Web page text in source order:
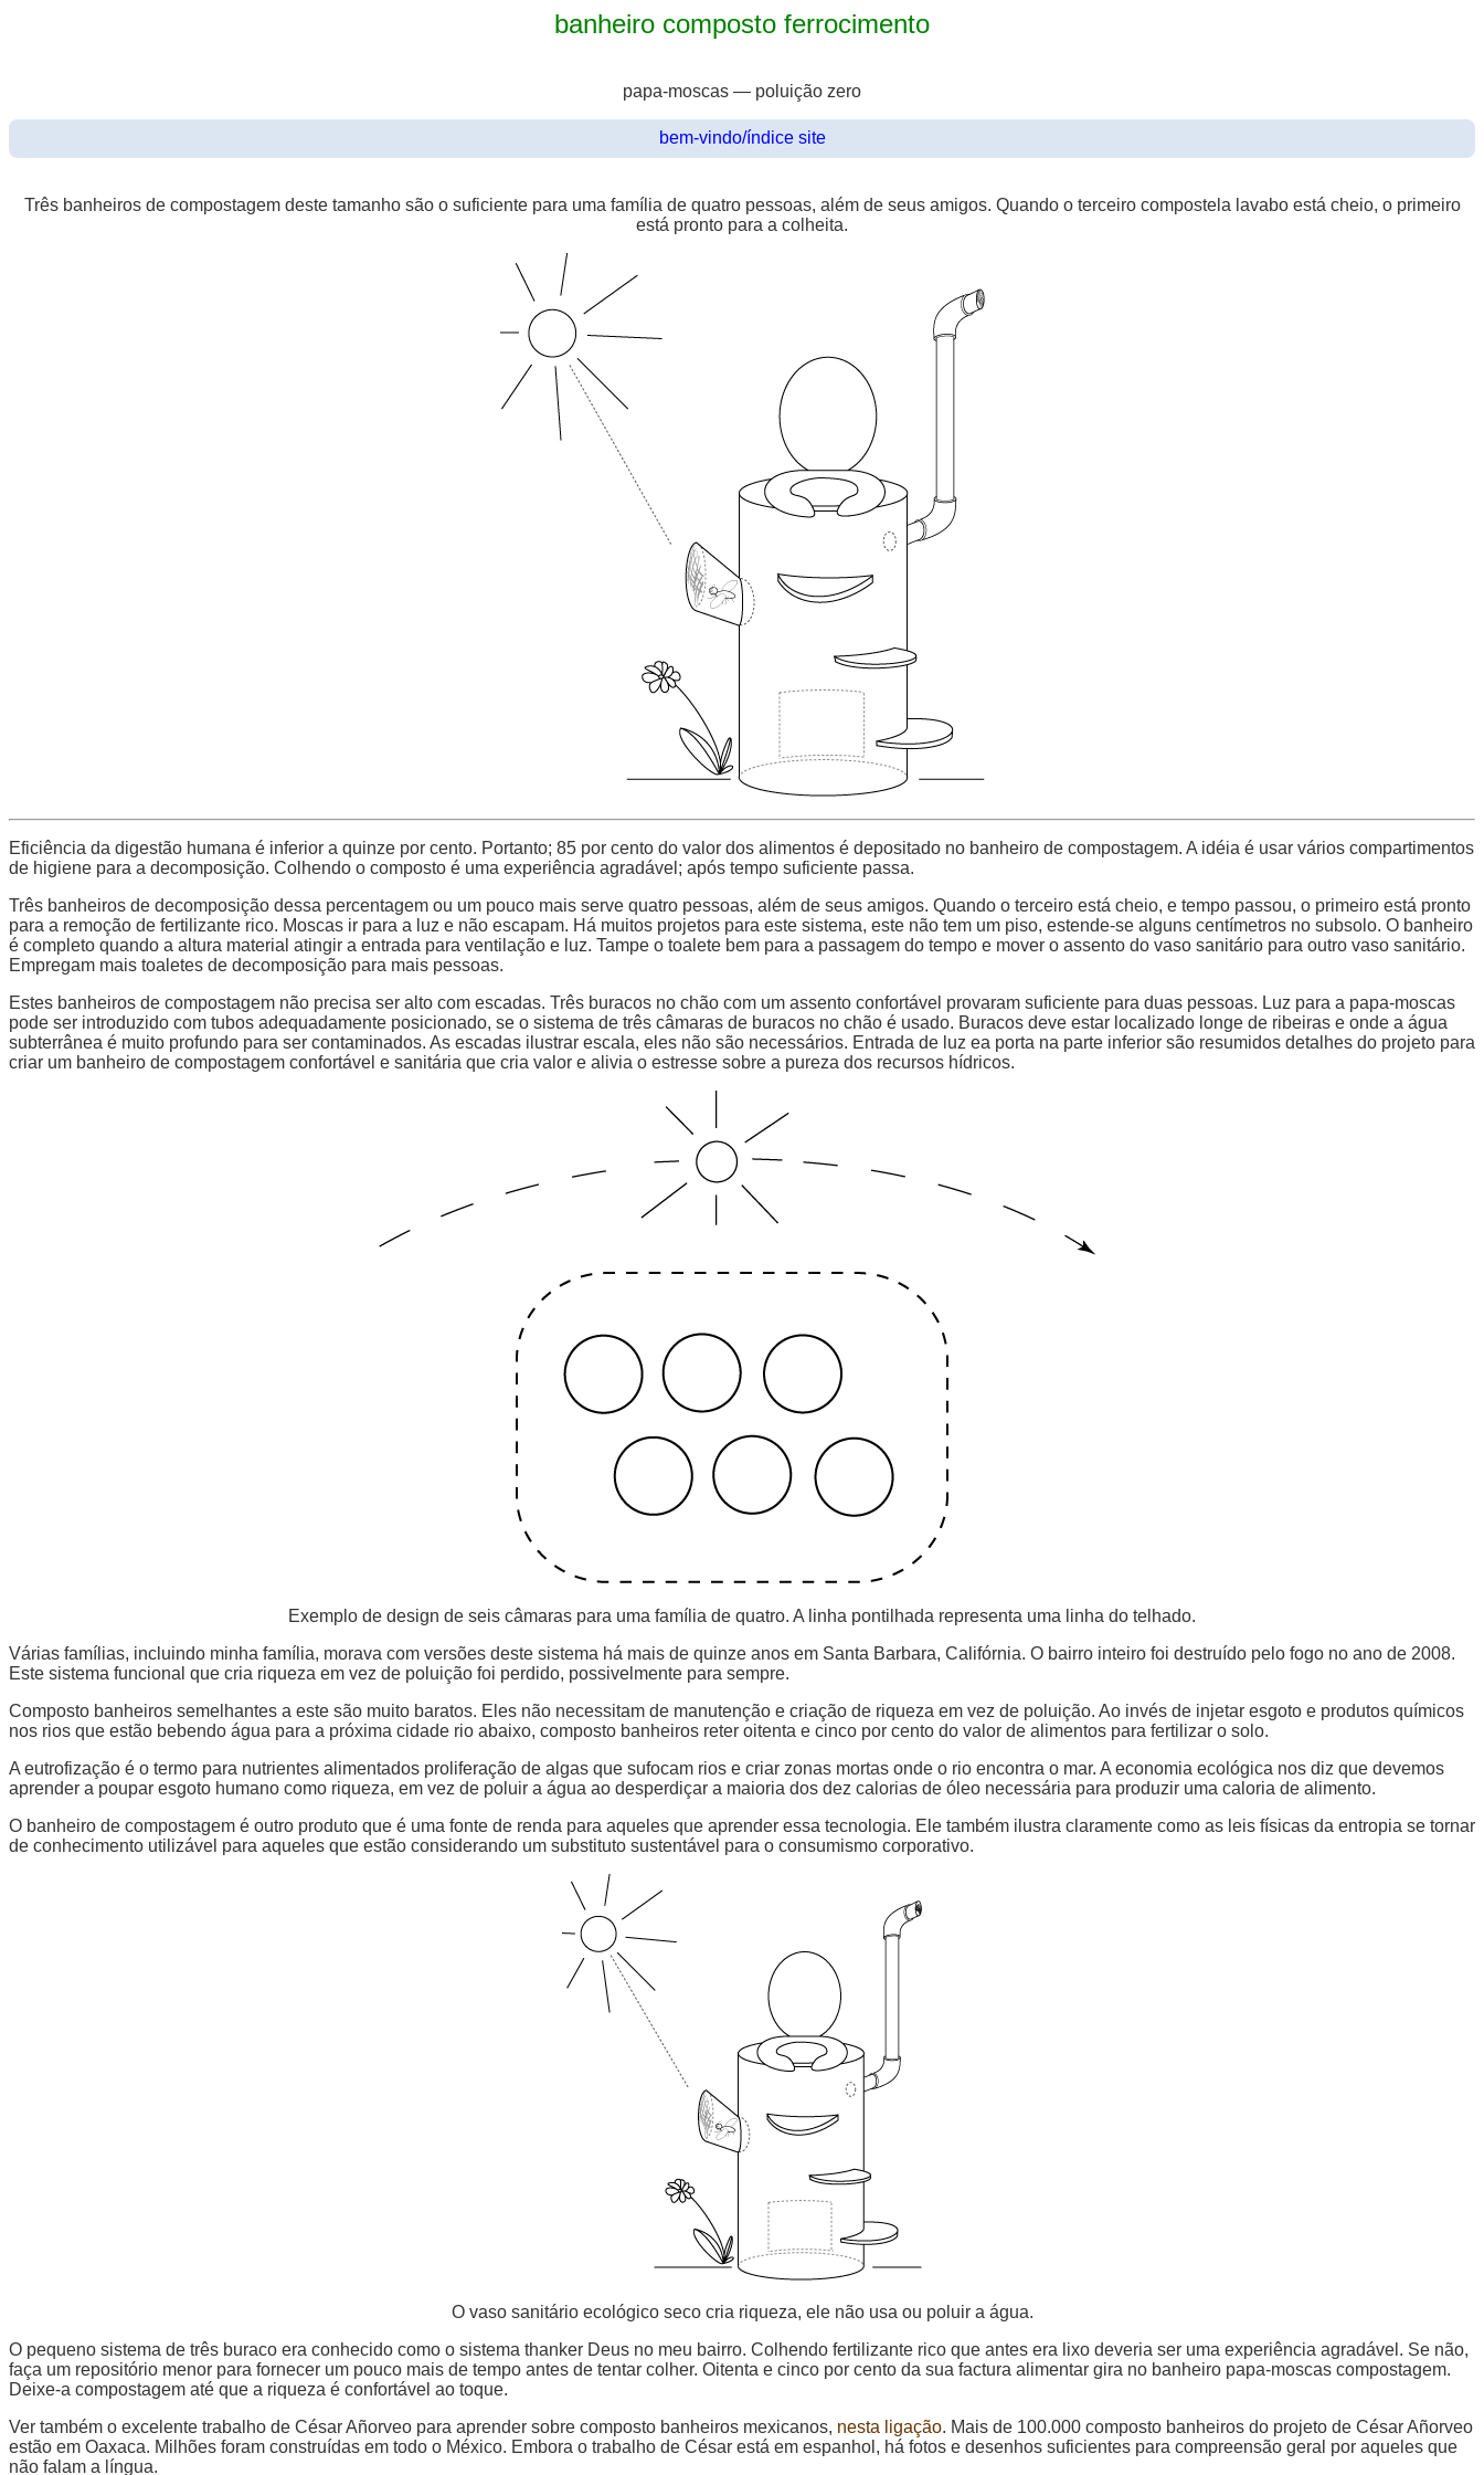
banheiro composto ferrocimento
papa-moscas — poluição zero
bem-vindo/índice site
Três banheiros de compostagem deste tamanho são o suficiente para uma família de quatro pessoas, além de seus amigos. Quando o terceiro compostela lavabo está cheio, o primeiro
está pronto para a colheita.
Eficiência da digestão humana é inferior a quinze por cento. Portanto; 85 por cento do valor dos alimentos é depositado no banheiro de compostagem. A idéia é usar vários compartimentos
de higiene para a decomposição. Colhendo o composto é uma experiência agradável; após tempo suficiente passa.
Três banheiros de decomposição dessa percentagem ou um pouco mais serve quatro pessoas, além de seus amigos. Quando o terceiro está cheio, e tempo passou, o primeiro está pronto
para a remoção de fertilizante rico. Moscas ir para a luz e não escapam. Há muitos projetos para este sistema, este não tem um piso, estende-se alguns centímetros no subsolo. O banheiro
é completo quando a altura material atingir a entrada para ventilação e luz. Tampe o toalete bem para a passagem do tempo e mover o assento do vaso sanitário para outro vaso sanitário.
Empregam mais toaletes de decomposição para mais pessoas.
Estes banheiros de compostagem não precisa ser alto com escadas. Três buracos no chão com um assento confortável provaram suficiente para duas pessoas. Luz para a papa-moscas
pode ser introduzido com tubos adequadamente posicionado, se o sistema de três câmaras de buracos no chão é usado. Buracos deve estar localizado longe de ribeiras e onde a água
subterrânea é muito profundo para ser contaminados. As escadas ilustrar escala, eles não são necessários. Entrada de luz ea porta na parte inferior são resumidos detalhes do projeto para
criar um banheiro de compostagem confortável e sanitária que cria valor e alivia o estresse sobre a pureza dos recursos hídricos.
Exemplo de design de seis câmaras para uma família de quatro. A linha pontilhada representa uma linha do telhado.
Várias famílias, incluindo minha família, morava com versões deste sistema há mais de quinze anos em Santa Barbara, Califórnia. O bairro inteiro foi destruído pelo fogo no ano de 2008.
Este sistema funcional que cria riqueza em vez de poluição foi perdido, possivelmente para sempre.
Composto banheiros semelhantes a este são muito baratos. Eles não necessitam de manutenção e criação de riqueza em vez de poluição. Ao invés de injetar esgoto e produtos químicos
nos rios que estão bebendo água para a próxima cidade rio abaixo, composto banheiros reter oitenta e cinco por cento do valor de alimentos para fertilizar o solo.
A eutrofização é o termo para nutrientes alimentados proliferação de algas que sufocam rios e criar zonas mortas onde o rio encontra o mar. A economia ecológica nos diz que devemos
aprender a poupar esgoto humano como riqueza, em vez de poluir a água ao desperdiçar a maioria dos dez calorias de óleo necessária para produzir uma caloria de alimento.
O banheiro de compostagem é outro produto que é uma fonte de renda para aqueles que aprender essa tecnologia. Ele também ilustra claramente como as leis físicas da entropia se tornar
de conhecimento utilizável para aqueles que estão considerando um substituto sustentável para o consumismo corporativo.
O vaso sanitário ecológico seco cria riqueza, ele não usa ou poluir a água.
O pequeno sistema de três buraco era conhecido como o sistema thanker Deus no meu bairro. Colhendo fertilizante rico que antes era lixo deveria ser uma experiência agradável. Se não,
faça um repositório menor para fornecer um pouco mais de tempo antes de tentar colher. Oitenta e cinco por cento da sua factura alimentar gira no banheiro papa-moscas compostagem.
Deixe-a compostagem até que a riqueza é confortável ao toque.
Ver também o excelente trabalho de César Añorveo para aprender sobre composto banheiros mexicanos, nesta ligação. Mais de 100.000 composto banheiros do projeto de César Añorveo
estão em Oaxaca. Milhões foram construídas em todo o México. Embora o trabalho de César está em espanhol, há fotos e desenhos suficientes para compreensão geral por aqueles que
não falam a língua.